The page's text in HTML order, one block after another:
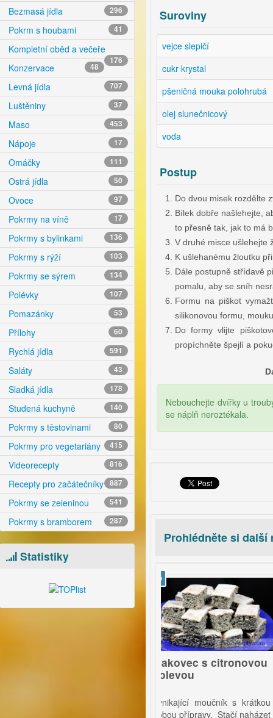
Bezmasá jídla 296
Pokrm s houbami 41
Kompletní oběd a večeře
176
Konzervace 48
Levná jídla 707
Luštěniny 37
Maso 453
Nápoje 17
Omáčky 111
Ostrá jídla 50
Ovoce 97
Pokrmy na víně 17
Pokrmy s bylinkami 136
Pokrmy s rýží 103
Pokrmy se sýrem 134
Polévky 107
Pomazánky 53
Přílohy 60
Rychlá jídla 591
Saláty 43
Sladká jídla 178
Studená kuchyně 140
Pokrmy s těstovinami 80
Pokrmy pro vegetariány 415
Videorecepty 816
Recepty pro začátečníky 887
Pokrmy se zeleninou 541
Pokrmy s bramborem 287
Statistiky
Suroviny
vejce slepičí
cukr krystal
pšeničná mouka polohrubá
olej slunečnicový
voda
Postup
Do dvou misek rozdělte
Bílek dobře našlehejte,
to přesně tak, jak to má
V druhé misce ušlehejte
K ušlehanému žloutku
Dále postupně střídavě
pomalu, aby se sníh
Formu na piškot
silikonovou formu,
Do formy vlijte
propíchněte špejlí a
Nebouchejte dvířky u
se náplň neroztékala.
Prohlédněte si další
Makovec s citronovou
polevou
Vynikající moučník s krátkou
dobou přípravy. Stačí naházet